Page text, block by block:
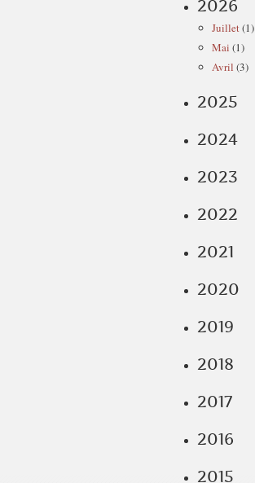
2026
Juillet(1)
Mai (1)
Avril (3)
2025
2024
2023
2022
2021
2020
2019
2018
2017
2016
2015